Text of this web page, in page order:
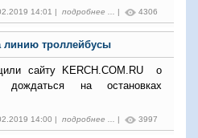
14:01 | подробнее ... | 4306
троллейбусы
сайту KERCH.COM.RU о
на остановках
14:00 | подробнее ... | 3997